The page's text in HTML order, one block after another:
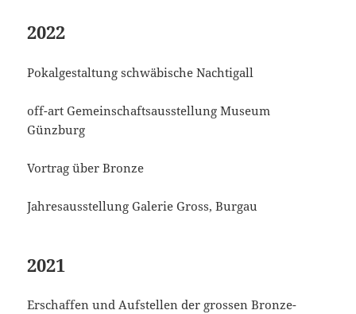
2022
Pokalgestaltung schwäbische Nachtigall
off-art Gemeinschaftsausstellung Museum
Günzburg
Vortrag über Bronze
Jahresausstellung Galerie Gross, Burgau
2021
Erschaffen und Aufstellen der grossen Bronze-